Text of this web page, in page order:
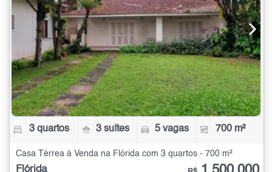
3 quartos 3 suítes 5 vagas 700 m²
Casa Térrea à Venda na Flórida com 3 quartos - 700 m²
Flórida